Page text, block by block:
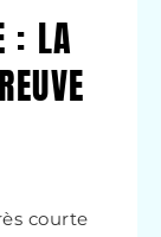
: LA
courte